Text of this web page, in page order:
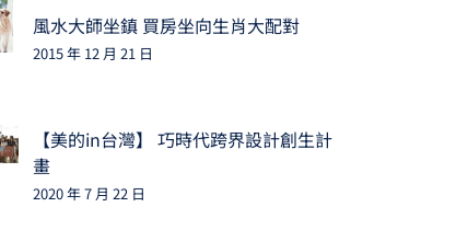
風水大師坐鎮 買房坐向生肖大配對
2015 年 12 月 21 日
【美的in台灣】 巧時代跨界設計創生計
畫
2020 年 7 月 22 日